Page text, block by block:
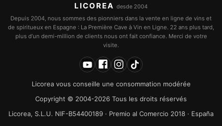
LICOREA desde 2004
Depuis 2004, nous sommes des pionniers dans la vente en ligne de vins et
de spiritueux en Espagne : La Première Cave à Vin en Ligne. 22 ans plus tard,
plus d’un demi-million de clients nous ont fait confiance. Merci de votre
visite.
Licorea vous conseille une consommation modérée
Copyright © 2004-2026 Tous les droits réservés
Licorea, S.L.U. NIF-B54400189 · Premio al Comercio 2018 · España